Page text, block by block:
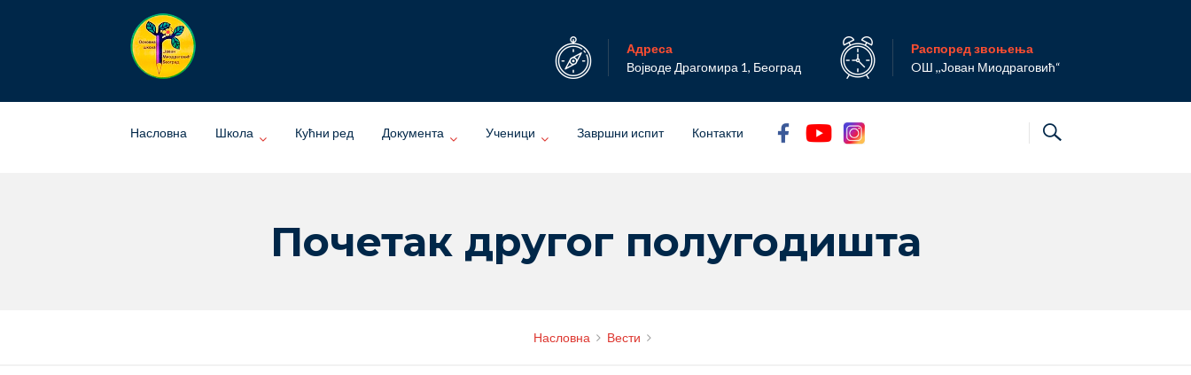
Адреса
Војводе Драгомира 1, Београд
Распоред звоњења
OШ ,,Јован Миодраговић“
Насловна Школа Кућни ред Документа Ученици Завршни испит Контакти
Почетак другог полугодишта
Насловна Вести